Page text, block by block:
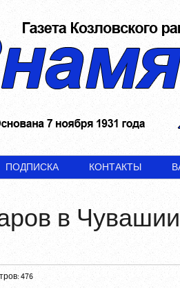
ПОДПИСКА КОНТАКТЫ
в
476